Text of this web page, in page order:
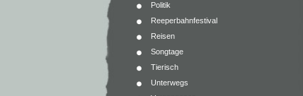
Politik
Reeperbahnfestival
Reisen
Songtage
Tierisch
Unterwegs